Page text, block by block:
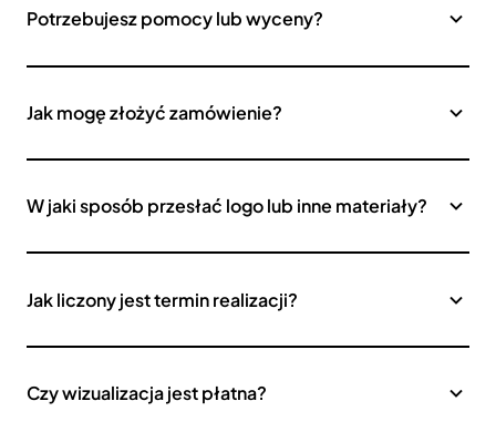
Potrzebujesz pomocy lub wyceny?
Jak mogę złożyć zamówienie?
W jaki sposób przesłać logo lub inne materiały?
Jak liczony jest termin realizacji?
Czy wizualizacja jest płatna?